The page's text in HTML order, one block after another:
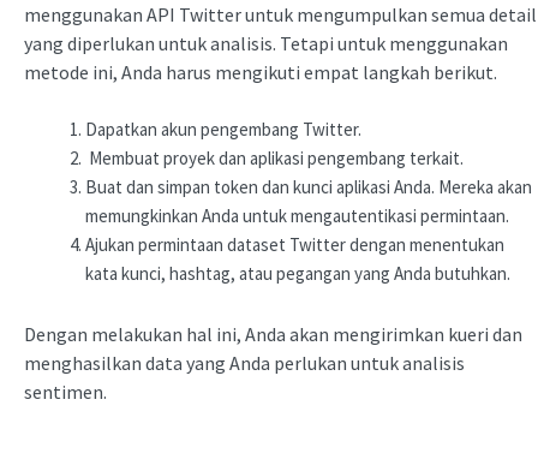
menggunakan API Twitter untuk mengumpulkan semua detail
yang diperlukan untuk analisis. Tetapi untuk menggunakan
metode ini, Anda harus mengikuti empat langkah berikut.
Dapatkan akun pengembang Twitter.
Membuat proyek dan aplikasi pengembang terkait.
Buat dan simpan token dan kunci aplikasi Anda. Mereka akan
memungkinkan Anda untuk mengautentikasi permintaan.
Ajukan permintaan dataset Twitter dengan menentukan
kata kunci, hashtag, atau pegangan yang Anda butuhkan.
Dengan melakukan hal ini, Anda akan mengirimkan kueri dan
menghasilkan data yang Anda perlukan untuk analisis
sentimen.